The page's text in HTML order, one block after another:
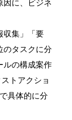
因に、ビジネ
収集」「要
のタスクに分
ルの構成案作
トアクショ
具体的に分